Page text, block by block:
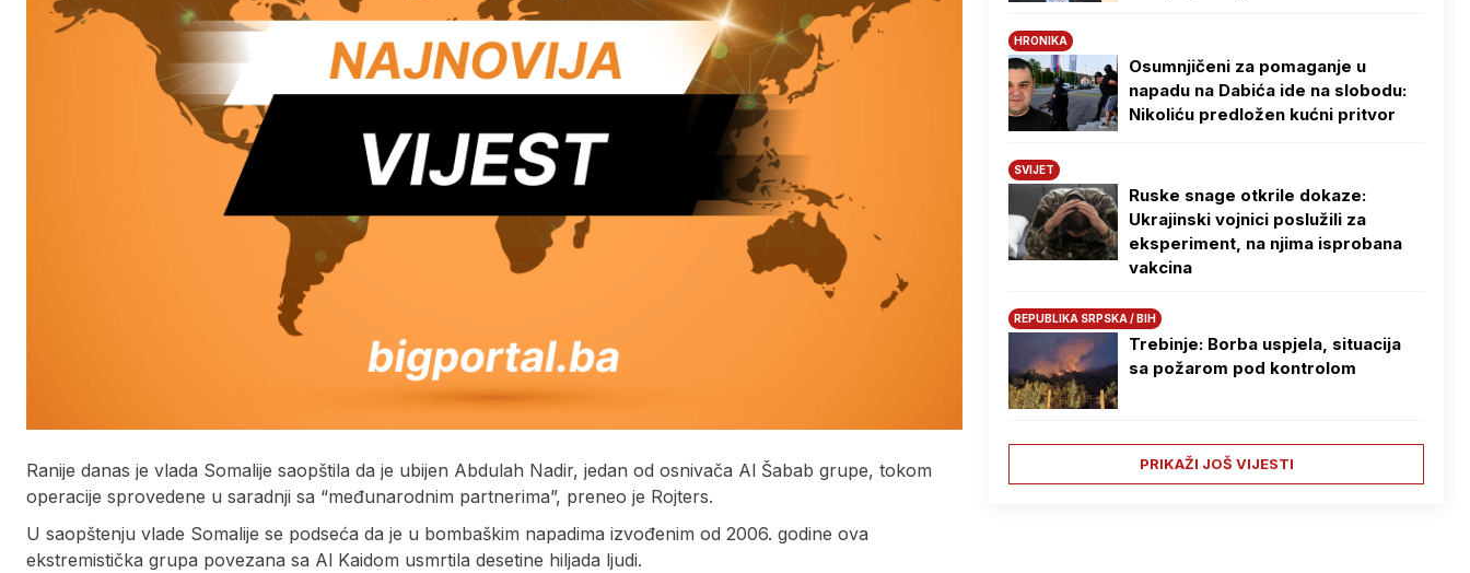
Ranije danas je vlada Somalije saopštila da je ubijen Abdulah Nadir, jedan od osnivača Al Šabab grupe, tokom
operacije sprovedene u saradnji sa “međunarodnim partnerima”, preneo je Rojters.
U saopštenju vlade Somalije se podseća da je u bombaškim napadima izvođenim od 2006. godine ova
ekstremistička grupa povezana sa Al Kaidom usmrtila desetine hiljada ljudi.
HRONIKA
Osumnjičeni za pomaganje u
napadu na Dabića ide na slobodu:
Nikoliću predložen kućni pritvor
SVIJET
Ruske snage otkrile dokaze:
Ukrajinski vojnici poslužili za
eksperiment, na njima isprobana
vakcina
REPUBLIKA SRPSKA / BIH
Trebinje: Borba uspjela, situacija
sa požarom pod kontrolom
PRIKAŽI JOŠ VIJESTI